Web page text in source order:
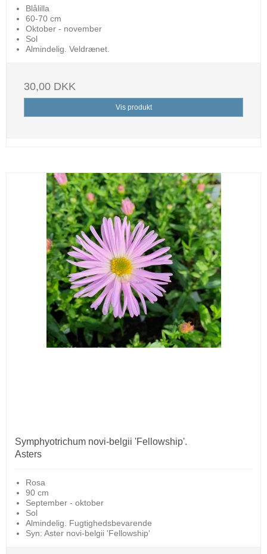
Blålilla
60-70 cm
Oktober - november
Sol
Almindelig. Veldrænet.
30,00 DKK
Vis produkt
Symphyotrichum novi-belgii 'Fellowship'.
Asters
Rosa
90 cm
September - oktober
Sol
Almindelig. Fugtighedsbevarende
Syn: Aster novi-belgii 'Fellowship'